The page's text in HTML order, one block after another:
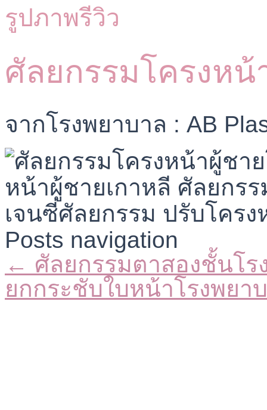
รูปภาพรีวิว
ศัลยกรรมโครงหน้
จากโรงพยาบาล : AB
Posts navigation
← ศัลยกรรมตาสองชั้นโร
ยกกระชับใบหน้าโรงพยา